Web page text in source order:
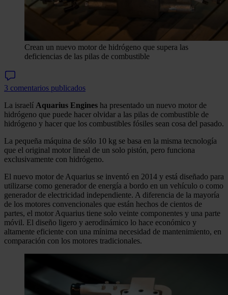
Crean un nuevo motor de hidrógeno que supera las
deficiencias de las pilas de combustible
3 comentarios publicados
La israelí Aquarius Engines ha presentado un nuevo motor de
hidrógeno que puede hacer olvidar a las pilas de combustible de
hidrógeno y hacer que los combustibles fósiles sean cosa del pasado.
La pequeña máquina de sólo 10 kg se basa en la misma tecnología
que el original motor lineal de un solo pistón, pero funciona
exclusivamente con hidrógeno.
El nuevo motor de Aquarius se inventó en 2014 y está diseñado para
utilizarse como generador de energía a bordo en un vehículo o como
generador de electricidad independiente. A diferencia de la mayoría
de los motores convencionales que están hechos de cientos de
partes, el motor Aquarius tiene solo veinte componentes y una parte
móvil. El diseño ligero y aerodinámico lo hace económico y
altamente eficiente con una mínima necesidad de mantenimiento, en
comparación con los motores tradicionales.